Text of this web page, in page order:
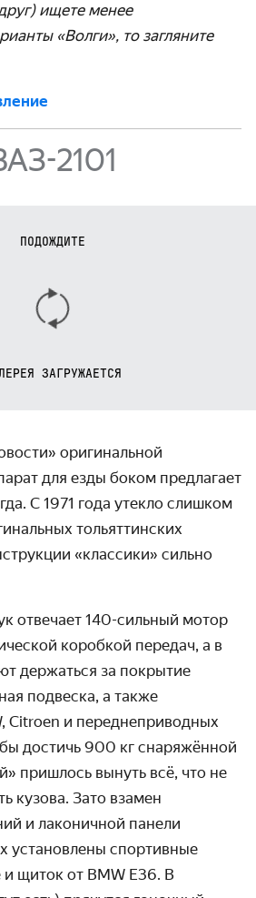
ищете менее
«Волги», то загляните
2101
ПОДОЖДИТЕ
ЗАГРУЖАЕТСЯ
оригинальной
для езды боком предлагает
С 1971 года утекло слишком
тольяттинских
«классики» сильно
отвечает 140-сильный мотор
коробкой передач, а в
держаться за покрытие
подвеска, а также
Citroen и переднеприводных
достичь 900 кг снаряжённой
пришлось вынуть всё, что не
кузова. Зато взамен
и лаконичной панели
установлены спортивные
щиток от BMW E36. В